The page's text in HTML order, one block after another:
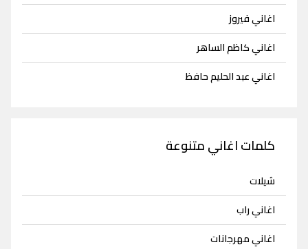
اغاني فيروز
اغاني كاظم الساهر
اغاني عبد الحليم حافظ
كلمات اغاني متنوعة
شيلات
اغاني راب
اغاني مهرجانات